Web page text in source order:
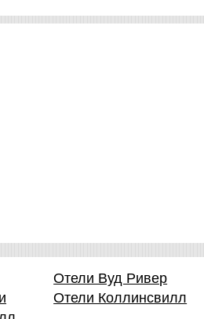
Отели Вуд Ривер
Отели Коллинсвилл